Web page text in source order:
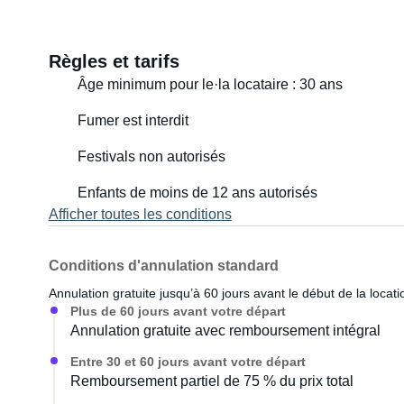
Règles et tarifs
Âge minimum pour le·la locataire : 30 ans
Fumer est interdit
Festivals non autorisés
Enfants de moins de 12 ans autorisés
Afficher toutes les conditions
Conditions d'annulation standard
Annulation gratuite jusqu’à 60 jours avant le début de la
Plus de 60 jours avant votre départ
Annulation gratuite avec remboursement intégral
Entre 30 et 60 jours avant votre départ
Remboursement partiel de 75 % du prix total